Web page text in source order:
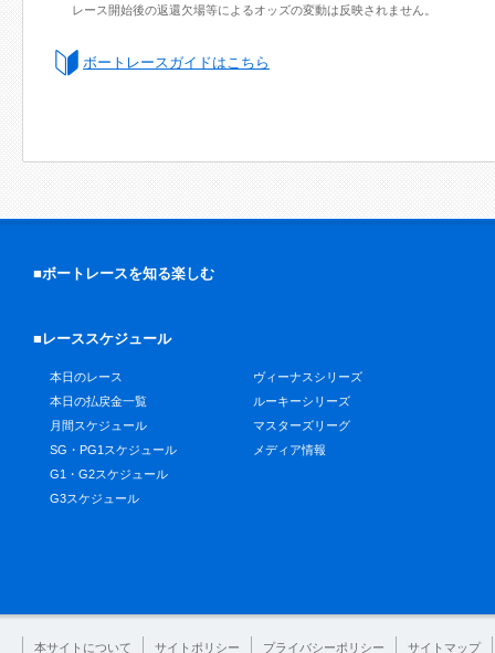
レース開始後の返還欠場等によるオッズの変動は反映されません。
ボートレースガイドはこちら
■ボートレースを知る楽しむ
■レーススケジュール
本日のレース
本日の払戻金一覧
月間スケジュール
SG・PG1スケジュール
G1・G2スケジュール
G3スケジュール
ヴィーナスシリーズ
ルーキーシリーズ
マスターズリーグ
メディア情報
本サイトについて サイトポリシー プライバシーポリシー サイトマップ